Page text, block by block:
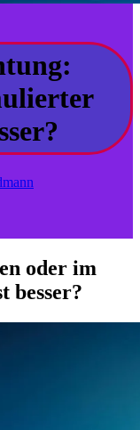
oder im
besser?